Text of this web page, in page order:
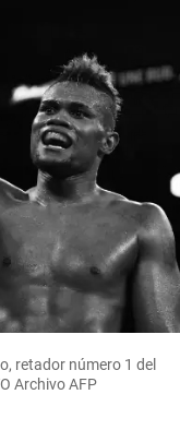
retador número 1 del
Archivo AFP